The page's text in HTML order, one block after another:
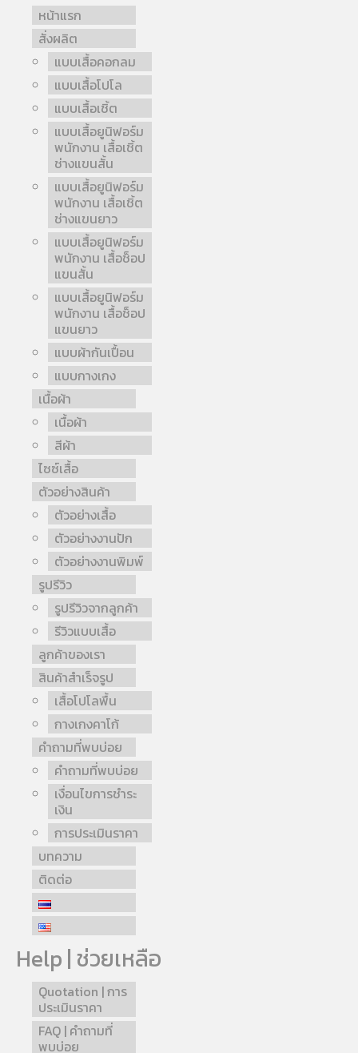
หน้าแรก
สั่งผลิต
แบบเสื้อคอกลม
แบบเสื้อโปโล
แบบเสื้อเชิ้ต
แบบเสื้อยูนิฟอร์ม
พนักงาน เสื้อเชิ้ต
ช่างแขนสั้น
แบบเสื้อยูนิฟอร์ม
พนักงาน เสื้อเชิ้ต
ช่างแขนยาว
แบบเสื้อยูนิฟอร์ม
พนักงาน เสื้อช็อป
แขนสั้น
แบบเสื้อยูนิฟอร์ม
พนักงาน เสื้อช็อป
แขนยาว
แบบผ้ากันเปื้อน
แบบกางเกง
เนื้อผ้า
เนื้อผ้า
สีผ้า
ไซซ์เสื้อ
ตัวอย่างสินค้า
ตัวอย่างเสื้อ
ตัวอย่างงานปัก
ตัวอย่างงานพิมพ์
รูปรีวิว
รูปรีวิวจากลูกค้า
รีวิวแบบเสื้อ
ลูกค้าของเรา
สินค้าสำเร็จรูป
เสื้อโปโลพื้น
กางเกงคาโก้
คำถามที่พบบ่อย
คำถามที่พบบ่อย
เงื่อนไขการชำระ
เงิน
การประเมินราคา
บทความ
ติดต่อ
Help | ช่วยเหลือ
Quotation | การ
ประเมินราคา
FAQ | คำถามที่
พบบ่อย